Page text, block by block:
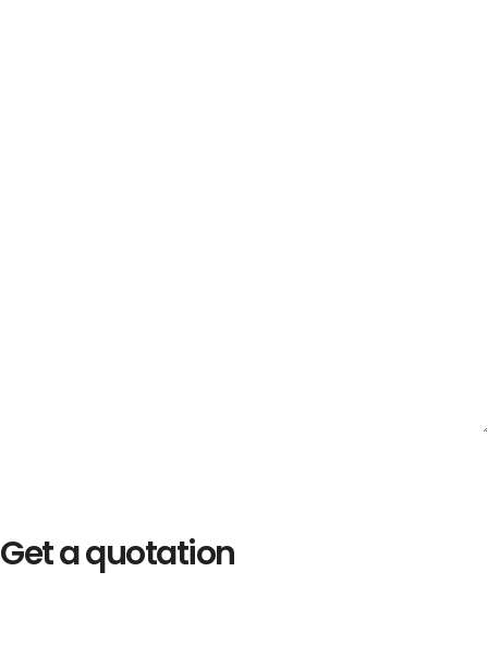
Get a quotation